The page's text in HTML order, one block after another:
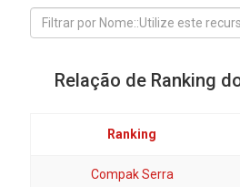
Relação de Ranking
Ranking
Compak Serra